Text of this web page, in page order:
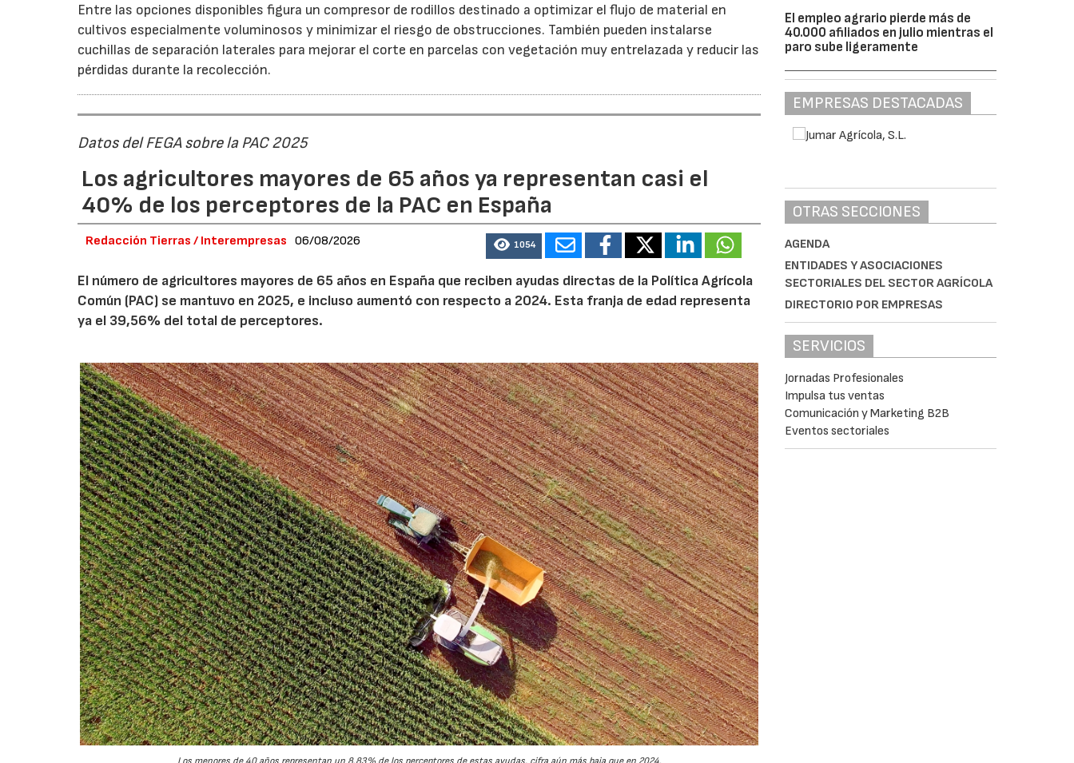
Entre las opciones disponibles figura un compresor de rodillos destinado a optimizar el flujo de material en
cultivos especialmente voluminosos y minimizar el riesgo de obstrucciones. También pueden instalarse
cuchillas de separación laterales para mejorar el corte en parcelas con vegetación muy entrelazada y reducir las
pérdidas durante la recolección.
Datos del FEGA sobre la PAC 2025
Los agricultores mayores de 65 años ya representan casi el
40% de los perceptores de la PAC en España
Redacción Tierras / Interempresas 06/08/2026 1054
El número de agricultores mayores de 65 años en España que reciben ayudas directas de la Política Agrícola
Común (PAC) se mantuvo en 2025, e incluso aumentó con respecto a 2024. Esta franja de edad representa
ya el 39,56% del total de perceptores.
El empleo agrario pierde más de
40.000 afiliados en julio mientras el
paro sube ligeramente
EMPRESAS DESTACADAS
OTRAS SECCIONES
AGENDA
ENTIDADES Y ASOCIACIONES
SECTORIALES DEL SECTOR AGRÍCOLA
DIRECTORIO POR EMPRESAS
SERVICIOS
Jornadas Profesionales
Impulsa tus ventas
Comunicación y Marketing B2B
Eventos sectoriales